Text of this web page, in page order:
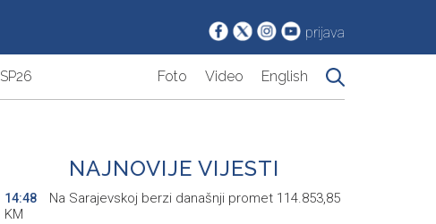
prijava
SP26 Foto Video English
NAJNOVIJE VIJESTI
14:48
Na Sarajevskoj berzi današnji promet 114.853,85
KM